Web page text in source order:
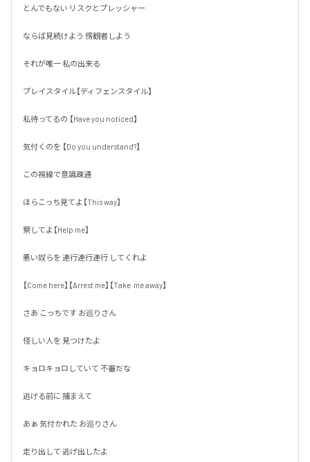
とんでもない リスクとプレッシャー
ならば見続けよう 傍観者しよう
それが唯一 私の出来る
プレイスタイル【ディフェンスタイル】
私待ってるの 【Have you noticed】
気付くのを 【Do you understand?】
この視線で意識疎通
ほらこっち見てよ【This way】
察してよ【Help me】
悪い奴らを 連行連行連行 してくれよ
【Come here】【Arrest me】【Take  me away】
さあ こっちです お巡りさん
怪しい人を 見つけたよ
キョロキョロしていて 不審だな
逃げる前に 捕まえて
あぁ 気付かれた お巡りさん
走り出して 逃げ出したよ